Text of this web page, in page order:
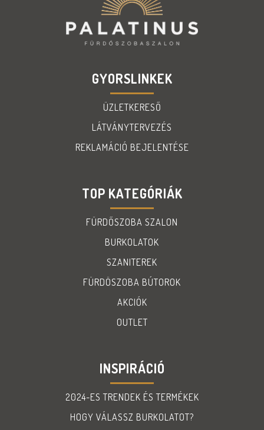
GYORSLINKEK
ÜZLETKERESŐ
LÁTVÁNYTERVEZÉS
REKLAMÁCIÓ BEJELENTÉSE
TOP KATEGÓRIÁK
FÜRDŐSZOBA SZALON
BURKOLATOK
SZANITEREK
FÜRDÖSZOBA BÚTOROK
AKCIÓK
OUTLET
INSPIRÁCIÓ
2024-ES TRENDEK ÉS TERMÉKEK
HOGY VÁLASSZ BURKOLATOT?